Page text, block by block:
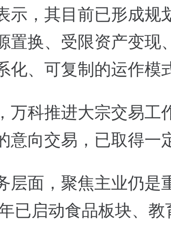
示，其目前已形成规
置换、受限资产变现
化、可复制的运作模
万科推进大宗交易工
意向交易，已取得一
层面，聚焦主业仍是
已启动食品板块、教